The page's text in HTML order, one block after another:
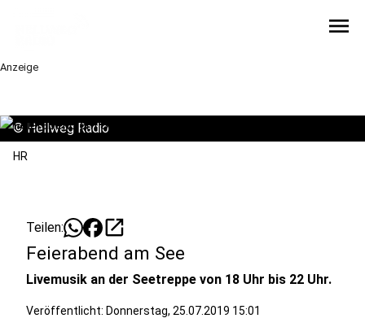
menu
Anzeige
© Hellweg Radio
HR
Teilen: open_in_new
Feierabend am See
Livemusik an der Seetreppe von 18 Uhr bis 22 Uhr.
Veröffentlicht: Donnerstag, 25.07.2019 15:01